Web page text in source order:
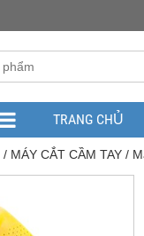
TRANG CHỦ
/ MÁY CẮT CẦM TAY /